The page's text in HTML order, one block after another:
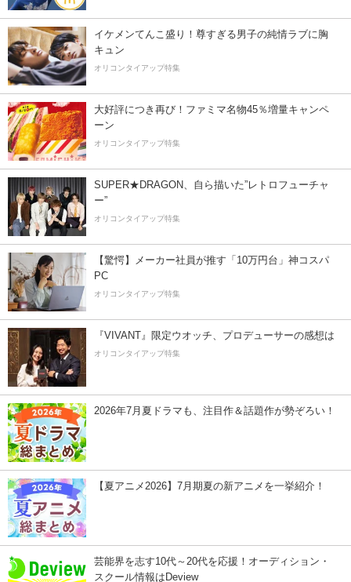
イケメンてんこ盛り！尊すぎる男子の純情ラブに胸
キュン
オリコンタイアップ特集
大好評につき再び！ファミマ名物45％増量キャンペ
ーン
オリコンタイアップ特集
SUPER★DRAGON、自ら描いた”レトロフューチャ
ー”
オリコンタイアップ特集
【驚愕】メーカー社員が推す「10万円台」神コスパ
PC
オリコンタイアップ特集
『VIVANT』限定ウオッチ、プロデューサーの感想は
オリコンタイアップ特集
2026年7月夏ドラマも、注目作＆話題作が勢ぞろい！
【夏アニメ2026】7月期夏の新アニメを一挙紹介！
芸能界を志す10代～20代を応援！オーディション・
スクール情報はDeview